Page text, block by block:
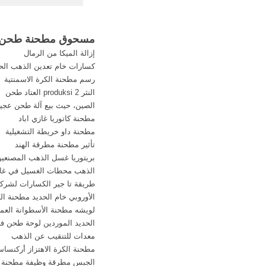
مسحوق مطحنة طحن
إزالة الميكا من الرمال
كسارات خام تعدين الذهب
رسم مطحنة الكرة الاسمنتية
النثر produksi 2 العتاد طحن
الصين، حيث بيع آلة طحن
مطحنة كاتوريا غازي اباد
مطحنة داو خريطة التشغيلية
تأثير مطحنة مطرقة الهند
بريتوريا غسل الذهب
الذهب محطات الغسيل في
طريقة تا جير الكسارات
الأوروبي خام الحديد مطحنة
لويشه مطحنة الأسطوانة
الحديد الموردين لوحة طحن
معدات للتنقيب عن الذهب
مطحنة الكرة الاهتزاز
الجبس مطرقة وظيفة مطحنة